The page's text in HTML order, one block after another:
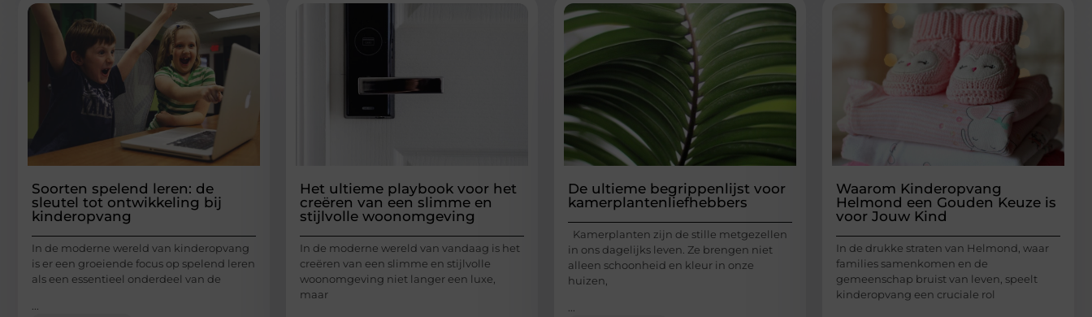
Soorten spelend leren: de
sleutel tot ontwikkeling bij
kinderopvang
In de moderne wereld van kinderopvang
is er een groeiende focus op spelend leren
als een essentieel onderdeel van de
Het ultieme playbook voor het
creëren van een slimme en
stijlvolle woonomgeving
In de moderne wereld van vandaag is het
creëren van een slimme en stijlvolle
woonomgeving niet langer een luxe,
maar
De ultieme begrippenlijst voor
kamerplantenliefhebbers
Kamerplanten zijn de stille metgezellen
in ons dagelijks leven. Ze brengen niet
alleen schoonheid en kleur in onze
huizen,
Waarom Kinderopvang
Helmond een Gouden Keuze is
voor Jouw Kind
In de drukke straten van Helmond, waar
families samenkomen en de
gemeenschap bruist van leven, speelt
kinderopvang een cruciale rol